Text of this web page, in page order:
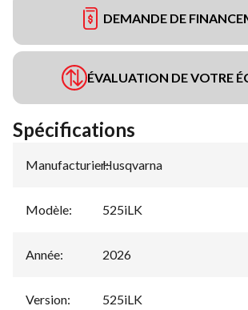
DEMANDE DE
ÉVALUATION DE VOTRE
Spécifications
Manufacturier:
Husqvarna
Modèle: 525iLK
Année: 2026
Version: 525iLK